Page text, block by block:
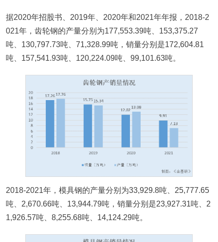
据2020年招股书、2019年、2020年和2021年年报，2018-2
021年，齿轮钢的产量分别为177,553.39吨、153,375.27
吨、130,797.73吨、71,328.99吨，销量分别是172,604.81
吨、157,541.93吨、120,224.09吨、99,101.63吨。
2018-2021年，模具钢的产量分别为33,929.8吨、25,777.65
吨、2,670.66吨、13,944.79吨，销量分别是23,927.31吨、2
1,926.57吨、8,255.68吨、14,124.29吨。